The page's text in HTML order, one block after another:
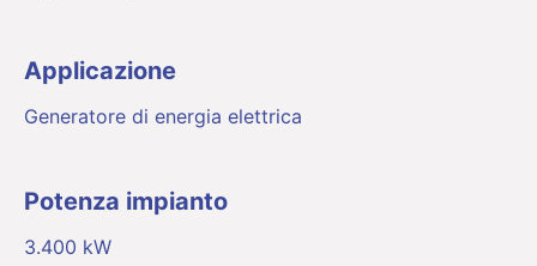
Applicazione
Generatore di energia elettrica
Potenza impianto
3.400 kW